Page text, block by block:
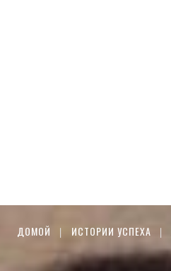
ДОМОЙ ИСТОРИИ УСПЕХА